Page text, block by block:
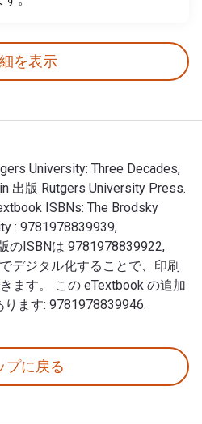
を表示
University: Three Decades,
出版 Rutgers University Press.
ISBNs: The Brodsky
: 9781978839939,
のISBNは 9781978839922,
デジタル化することで、印刷
ます。 この eTextbook の追加
ます: 9781978839946.
プに戻る